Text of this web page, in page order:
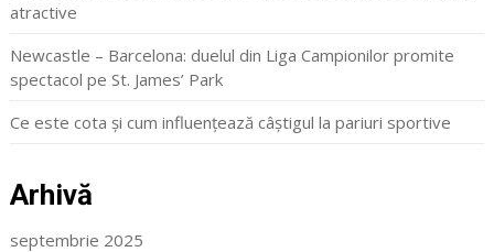
atractive
Newcastle – Barcelona: duelul din Liga Campionilor promite
spectacol pe St. James’ Park
Ce este cota și cum influențează câștigul la pariuri sportive
Arhivă
septembrie 2025